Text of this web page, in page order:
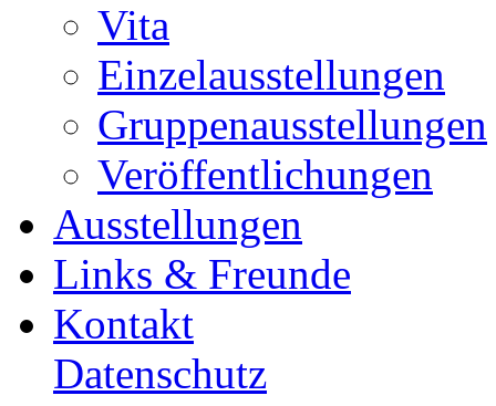
Vita
Einzelausstellungen
Gruppenausstellungen
Veröffentlichungen
Ausstellungen
Links & Freunde
Kontakt
Datenschutz